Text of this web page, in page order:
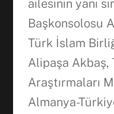
ailesinin yanı
Başkonsolosu
Türk İslam
Alipaşa Akbaş,
Araştırmaları
Almanya-